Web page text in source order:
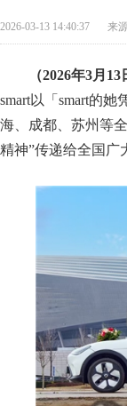
2026-03-13 14:40:37 来
（2026年3月 13
smart以「smart的
海、成都、苏州等
精神”传递给全国广